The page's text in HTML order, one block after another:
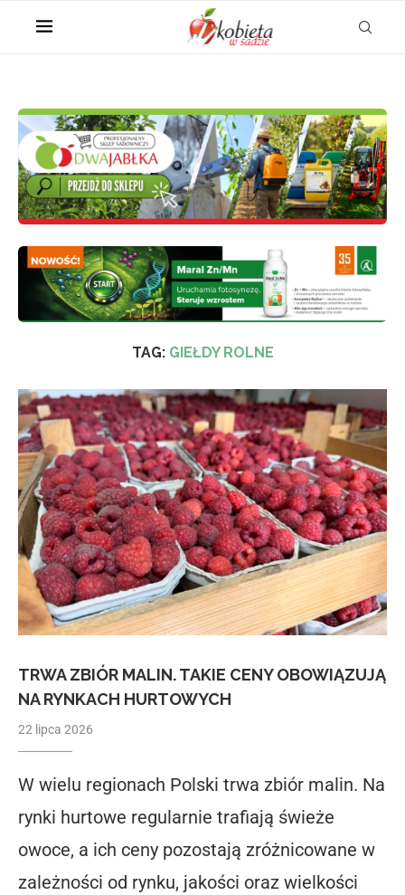
TAG: GIEŁDY ROLNE
TRWA ZBIÓR MALIN. TAKIE CENY OBOWIĄZUJĄ
NA RYNKACH HURTOWYCH
22 lipca 2026
W wielu regionach Polski trwa zbiór malin. Na
rynki hurtowe regularnie trafiają świeże
owoce, a ich ceny pozostają zróżnicowane w
zależności od rynku, jakości oraz wielkości